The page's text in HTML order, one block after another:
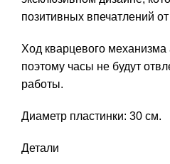
позитивных впечатлений от
Ход кварцевого
поэтому часы не будут
работы.
Диаметр пластинки: 30 см.
Детали